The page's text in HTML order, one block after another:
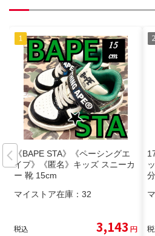
《BAPE STA》《ペーシングエ
イプ》《匿名》キッズ スニーカ
ー 靴 15cm
マイストア在庫： 32
税込 3,143 円